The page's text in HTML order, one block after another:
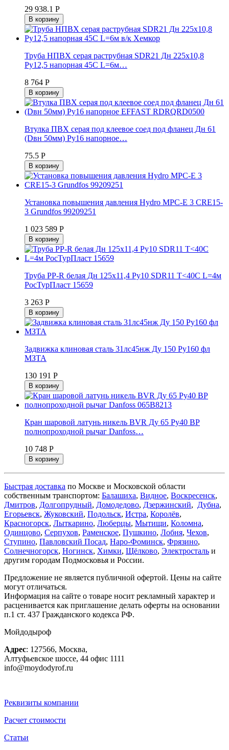
29 938.1 Р
В корзину
Труба НПВХ серая раструбная SDR21 Дн 225х10,8
Ру12,5 напорная 45С L=6м…
8 764 Р
В корзину
Втулка ПВХ серая под клеевое соед под фланец Дн 61
(Dвн 50мм) Ру16 напорное…
75.5 Р
В корзину
Установка повышения давления Hydro MPC-E 3 CRE15-
3 Grundfos 99209251
1 023 589 Р
В корзину
Труба PP-R белая Дн 125х11,4 Ру10 SDR11 Т<40С L=4м
РосТурПласт 15659
3 263 Р
В корзину
Задвижка клиновая сталь 31лс45нж Ду 150 Ру160 фл
МЗТА
130 191 Р
В корзину
Кран шаровой латунь никель BVR Ду 65 Ру40 ВР
полнопроходной рычаг Danfoss…
10 748 Р
В корзину
Быстрая доставка по Москве и Московской области
собственным транспортом: Балашиха, Видное, Воскресенск,
Дмитров, Долгопрудный, Домодедово, Дзержинский, Дубна,
Егорьевск, Жуковский, Подольск, Истра, Королёв,
Красногорск, Лыткарино, Люберцы, Мытищи, Коломна,
Одинцово, Серпухов, Раменское, Пушкино, Лобня, Чехов,
Ступино, Павловский Посад, Наро-Фоминск, Фрязино,
Солнечногорск, Ногинск, Химки, Щёлково, Электросталь и
другим городам Подмосковья и России.
Предложение не является публичной офертой. Цены на сайте
могут отличаться.
Информация на сайте о товаре носит рекламный характер и
расценивается как приглашение делать оферты на основании
п.1 ст. 437 Гражданского кодекса РФ.
Мойдодыроф
Адрес: 127566, Москва,
Алтуфьевское шоссе, 44 офис 1111
info@moydodyrof.ru
Реквизиты компании
Расчет стоимости
Статьи